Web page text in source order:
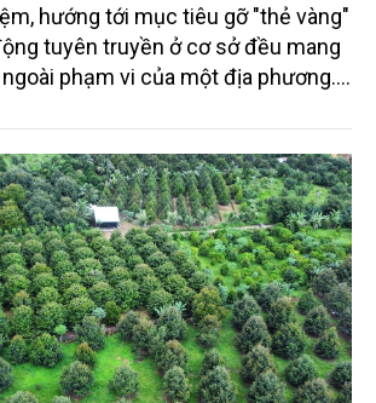
hướng tới mục tiêu gỡ "thẻ vàng"
tuyên truyền ở cơ sở đều mang
phạm vi của một địa phương.
thực hiện là một ví dụ.